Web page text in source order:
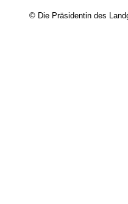
© Die Präsidentin des